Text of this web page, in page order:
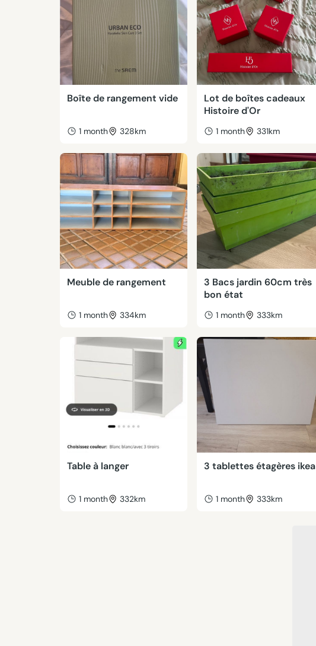
Boîte de rangement vide
1 month 328km
Lot de boîtes cadeaux
Histoire d'Or
1 month 331km
Meuble de rangement
1 month 334km
3 Bacs jardin 60cm très
bon état
1 month 333km
Table à langer
1 month 332km
3 tablettes étagères ikea
1 month 333km